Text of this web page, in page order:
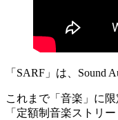
「SARF」は、 Sound
これまで「音楽」に
「定額制音楽ストリ